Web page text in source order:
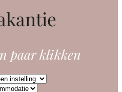
paar klikken